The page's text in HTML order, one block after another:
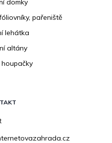
pařeniště
lehátka
altány